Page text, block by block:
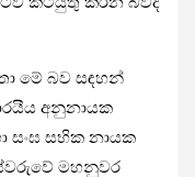
මේ බව සඳහන්
අනුනායක
සංඝ සභික නායක
මහනුවර